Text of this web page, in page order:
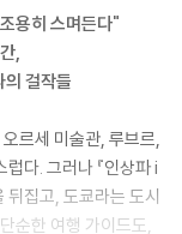
아꼈는지를 알 수 있
놓고 어쩌다 구매자
했다.
가 일본 미술의 유행,
네, 드가, 커샛, 고흐,
중에서 특히 자포니
용히 스며든다"
,
의 걸작들
르세 미술관, 루브르,
다. 그러나 『인상파 i
뒤집고, 도쿄라는 도시
순한 여행 가이드도,